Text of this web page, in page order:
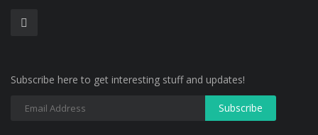
Subscribe here to get interesting stuff and updates!